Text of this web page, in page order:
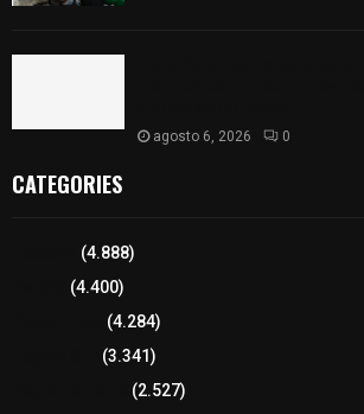
agosto 6, 2026 0
CATEGORIES
(4.888)
(4.400)
(4.284)
(3.341)
(2.527)